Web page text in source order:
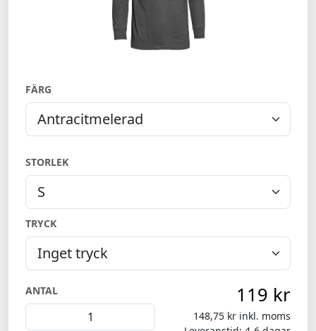
FÄRG
STORLEK
TRYCK
ANTAL 119 kr
148,75 kr inkl. moms